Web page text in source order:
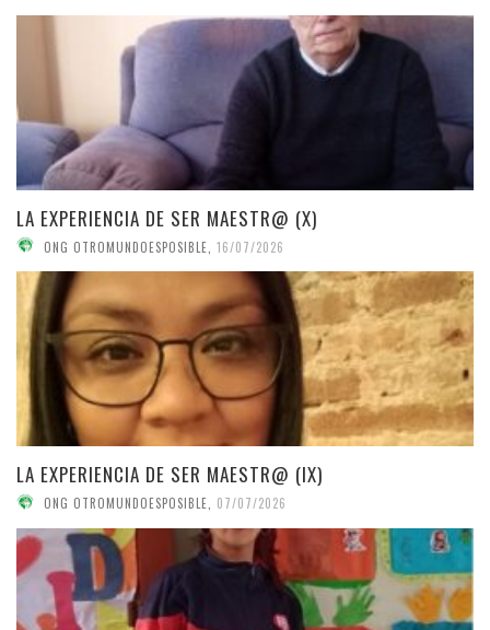
LA EXPERIENCIA DE SER MAESTR@ (X)
ONG OTROMUNDOESPOSIBLE 16/07/2026
LA EXPERIENCIA DE SER MAESTR@ (IX)
ONG OTROMUNDOESPOSIBLE, 07/07/2026